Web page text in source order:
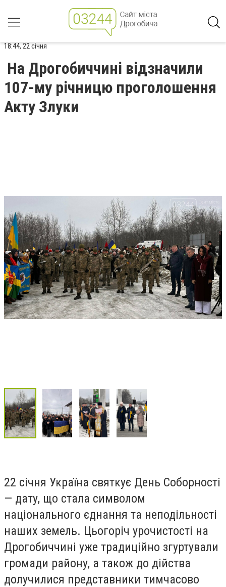
18:44, 22 січня
На Дрогобиччині відзначили
107-му річницю проголошення
Акту Злуки
22 січня Україна святкує День Соборності
— дату, що стала символом
національного єднання та неподільності
наших земель. Цьогоріч урочистості на
Дрогобиччині уже традиційно згуртували
громади району, а також до дійства
долучилися представники тимчасово